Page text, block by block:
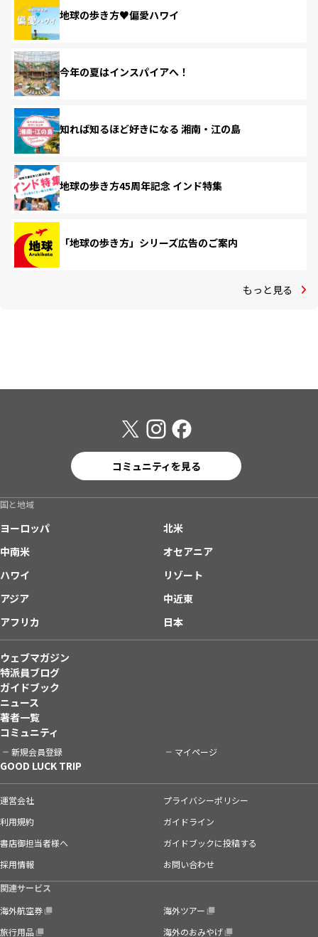
地球の歩き方♥偏愛ハワイ
今年の夏はインスパイアへ！
知れば知るほど好きになる 湘南・江の島
地球の歩き方45周年記念 インド特集
「地球の歩き方」シリーズ広告のご案内
もっと見る
コミュニティを見る
国と地域
ヨーロッパ
北米
中南米
オセアニア
ハワイ
リゾート
アジア
中近東
アフリカ
日本
ウェブマガジン
特派員ブログ
ガイドブック
ニュース
著者一覧
コミュニティ
新規会員登録 マイページ
GOOD LUCK TRIP
運営会社
プライバシーポリシー
利用規約
ガイドライン
書店御担当者様へ
ガイドブックに投稿する
採用情報
お問い合わせ
関連サービス
海外航空券
海外ツアー
旅行用品
海外のおみやげ